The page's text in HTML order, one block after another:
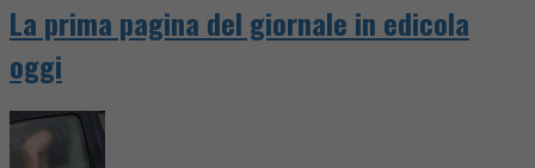
La prima pagina del giornale in edicola
oggi